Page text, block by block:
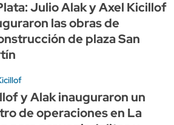
Julio Alak y Axel Kicillof
las obras de
de plaza San
y Alak inauguraron un
de operaciones en La